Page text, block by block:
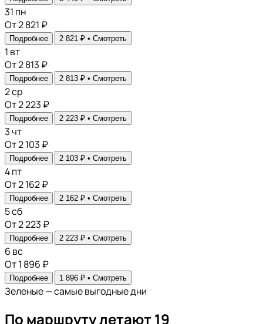
31 пн
От 2 821 ₽
Подробнее 2 821 ₽ • Смотреть
1 вт
От 2 813 ₽
Подробнее 2 813 ₽ • Смотреть
2ср
От 2 223 ₽
Подробнее 2 223 ₽ • Смотреть
3чт
От 2 103 ₽
Подробнее 2 103 ₽ • Смотреть
4пт
От 2 162 ₽
Подробнее 2 162 ₽ • Смотреть
5сб
От 2 223 ₽
Подробнее 2 223 ₽ • Смотреть
6 вс
От 1 896 ₽
Подробнее 1 896 ₽ • Смотреть
Зеленые — самые выгодные дни
По маршруту летают 19